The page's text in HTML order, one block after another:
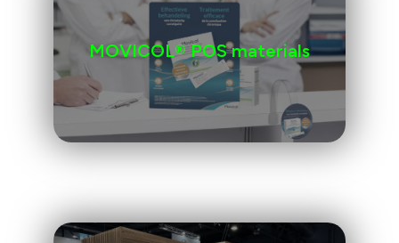
MOVICOL® POS materials